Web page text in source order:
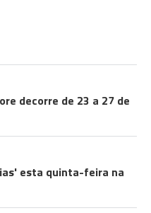
decorre de 23 a 27 de
esta quinta-feira na